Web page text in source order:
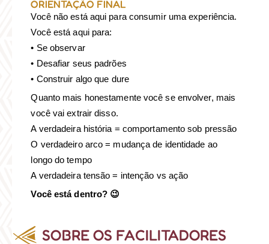
ORIENTAÇÃO FINAL
Você não está aqui para consumir uma experiência.
Você está aqui para:
• Se observar
• Desafiar seus padrões
• Construir algo que dure
Quanto mais honestamente você se envolver, mais
você vai extrair disso.
A verdadeira história = comportamento sob pressão
O verdadeiro arco = mudança de identidade ao
longo do tempo
A verdadeira tensão = intenção vs ação
Você está dentro? 😉
SOBRE OS FACILITADORES